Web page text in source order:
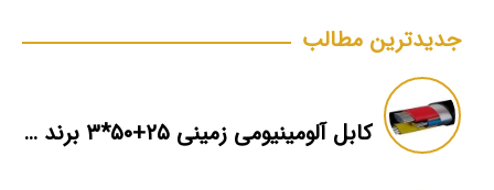
جدیدترین مطالب
کابل آلومینیومی زمینی ۲۵+۵۰*۳ برند ماهان